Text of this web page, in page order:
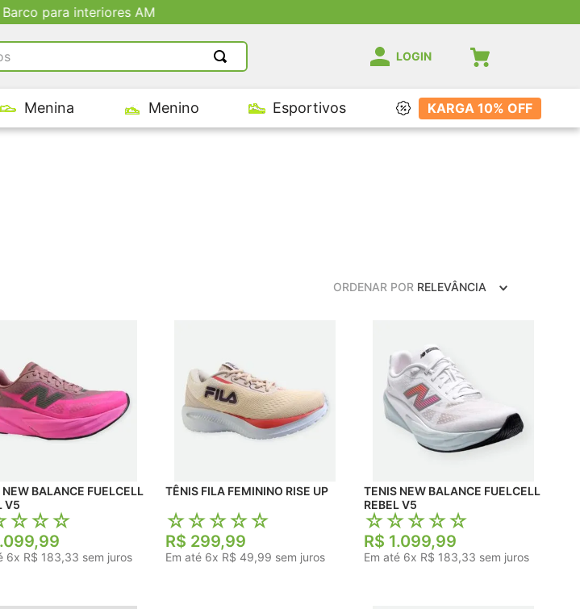
para interiores AM
LOGIN
Menina Menino Esportivos KARGA 10% OFF
ORDENAR POR RELEVÂNCIA
NEW BALANCE FUELCELL
V5
☆☆☆
.099,99
6x R$ 183,33 sem juros
TÊNIS FILA FEMININO RISE UP
☆☆☆☆☆
R$ 299,99
Em até 6x R$ 49,99 sem juros
TENIS NEW BALANCE FUELCELL
REBEL V5
☆☆☆☆☆
R$ 1.099,99
Em até 6x R$ 183,33 sem juros